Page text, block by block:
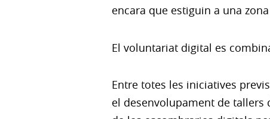
encara que estiguin a una
El voluntariat digital es
Entre totes les iniciatives
el desenvolupament de tallers